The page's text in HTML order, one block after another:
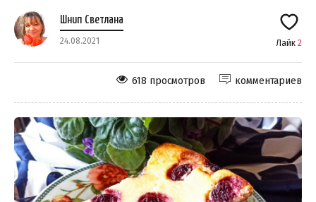
Шнип Светлана
24.08.2021 Лайк 2
комментариев
618 просмотров